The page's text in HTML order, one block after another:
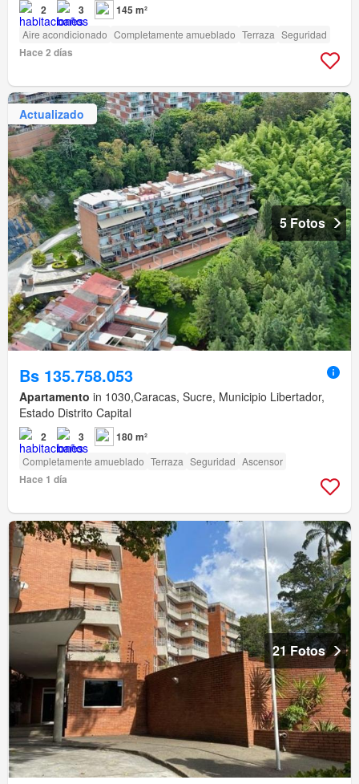
2 3 145 m²
Aire acondicionado Completamente amueblado Terraza Seguridad
Hace 2 días
Actualizado
5 Fotos
Bs 135.758.053
Apartamento in 1030,Caracas, Sucre, Municipio Libertador,
Estado Distrito Capital
2 3 180 m²
Completamente amueblado Terraza Seguridad Ascensor
Hace 1 día
21 Fotos